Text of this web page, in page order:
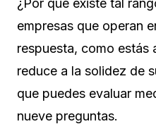
¿Por qué existe tal
empresas que operan
respuesta, como estás
reduce a la solidez de
que puedes evaluar
nueve preguntas.